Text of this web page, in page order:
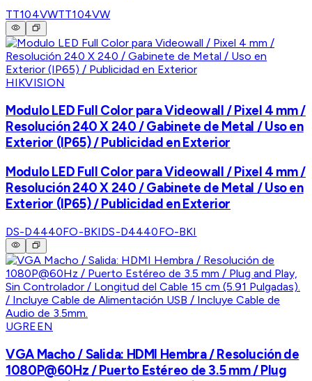
TT104VWTT104VW
HIKVISION
Modulo LED Full Color para Videowall / Pixel 4 mm /
Resolución 240 X 240 / Gabinete de Metal / Uso en
Exterior (IP65) / Publicidad en Exterior
Modulo LED Full Color para Videowall / Pixel 4 mm /
Resolución 240 X 240 / Gabinete de Metal / Uso en
Exterior (IP65) / Publicidad en Exterior
DS-D4440FO-BKIDS-D4440FO-BKI
UGREEN
VGA Macho / Salida: HDMI Hembra / Resolución de
1080P@60Hz / Puerto Estéreo de 3.5 mm / Plug